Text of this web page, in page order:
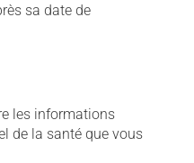
sa date de
les informations
de la santé que vous